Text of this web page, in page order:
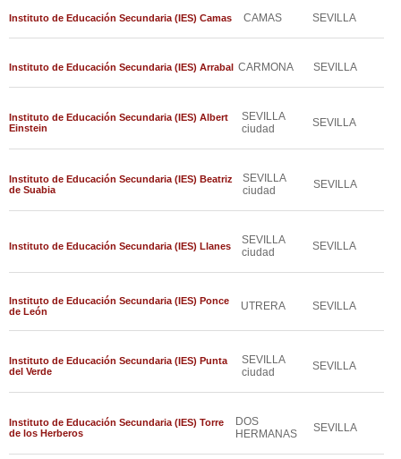
Instituto de Educación Secundaria (IES) Camas CAMAS SEVILLA
Instituto de Educación Secundaria (IES) Arrabal CARMONA SEVILLA
Instituto de Educación Secundaria (IES) Albert
Einstein
SEVILLA
ciudad
SEVILLA
Instituto de Educación Secundaria (IES) Beatriz
de Suabia
SEVILLA
ciudad
SEVILLA
Instituto de Educación Secundaria (IES) Llanes
SEVILLA
ciudad
SEVILLA
Instituto de Educación Secundaria (IES) Ponce
de León
UTRERA SEVILLA
Instituto de Educación Secundaria (IES) Punta
del Verde
SEVILLA
ciudad
SEVILLA
Instituto de Educación Secundaria (IES) Torre
de los Herberos
DOS
HERMANAS
SEVILLA